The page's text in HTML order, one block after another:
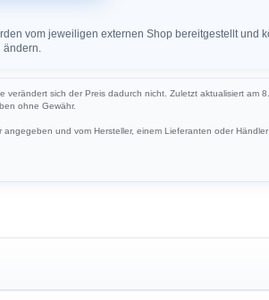
vom jeweiligen externen Shop bereitgestellt und
sich der Preis dadurch nicht. Zuletzt aktualisiert am
ohne Gewähr.
und vom Hersteller, einem Lieferanten oder Händler